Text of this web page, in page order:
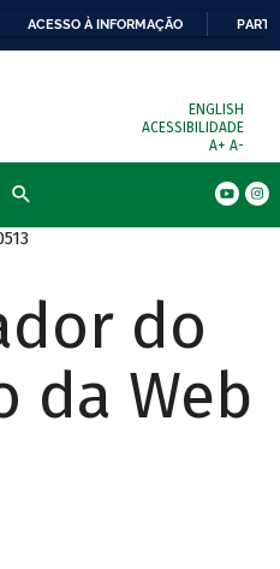
ACESSO À INFORMAÇÃO
ENGLISH
ACESSIBILIDADE
A+ A-
do
da Web